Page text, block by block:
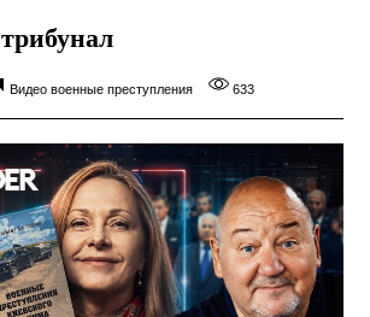
Видео военные преступления 633